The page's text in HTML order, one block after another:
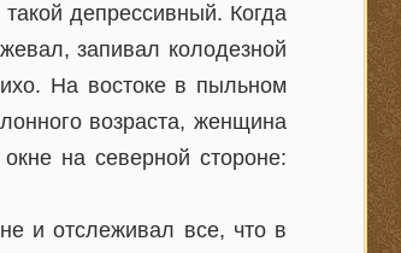
депрессивный. Когда
запивал колодезной
На востоке в пыльном
возраста, женщина
на северной стороне:
и отслеживал все, что в